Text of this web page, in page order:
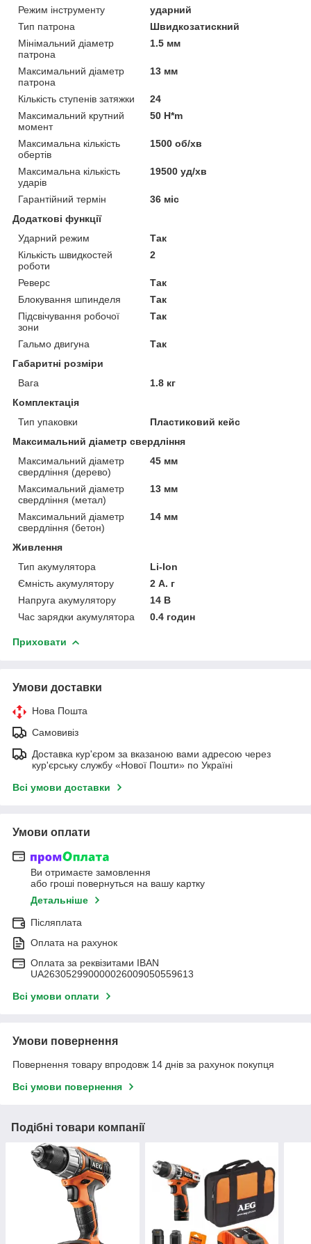
Режим інструменту
ударний
Тип патрона
Швидкозатискний
Мінімальний діаметр
патрона
1.5 мм
Максимальний діаметр
патрона
13 мм
Кількість ступенів затяжки
24
Максимальний крутний
момент
50 H*m
Максимальна кількість
обертів
1500 об/хв
Максимальна кількість
ударів
19500 уд/хв
Гарантійний термін
36 міс
Додаткові функції
Ударний режим
Так
Кількість швидкостей
роботи
2
Реверс
Так
Блокування шпинделя
Так
Підсвічування робочої
зони
Так
Гальмо двигуна
Так
Габаритні розміри
Вага
1.8 кг
Комплектація
Тип упаковки
Пластиковий кейс
Максимальний діаметр свердління
Максимальний діаметр
свердління (дерево)
45 мм
Максимальний діаметр
свердління (метал)
13 мм
Максимальний діаметр
свердління (бетон)
14 мм
Живлення
Тип акумулятора
Li-Ion
Ємність акумулятору
2 А. г
Напруга акумулятору
14 В
Час зарядки акумулятора
0.4 годин
Приховати
Умови доставки
Нова Пошта
Самовивіз
Доставка кур'єром за вказаною вами адресою через
кур'єрську службу «Нової Пошти» по Україні
Всі умови доставки
Умови оплати
Ви отримаєте замовлення
або гроші повернуться на вашу картку
Детальніше
Післяплата
Оплата на рахунок
Оплата за реквізитами IBAN
UA263052990000026009050559613
Всі умови оплати
Умови повернення
Повернення товару впродовж 14 днів за рахунок покупця
Всі умови повернення
Подібні товари компанії